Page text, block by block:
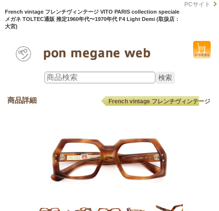
French vintage フレンチヴィンテージ VITO PARIS collection speciale
メガネ TOLTEC通販 推定1960年代〜1970年代 F4 Light Demi (取扱店：
大宮)
PCサイト
商品詳細 French vintage フレンチヴィンテージ